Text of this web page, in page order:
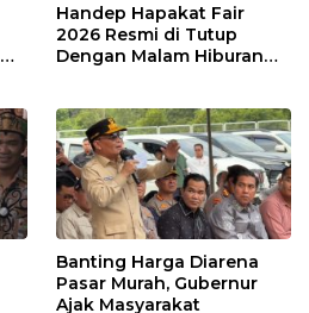
Handep Hapakat Fair
2026 Resmi di Tutup
Dengan Malam Hiburan
Banting Harga Diarena
Pasar Murah, Gubernur
Ajak Masyarakat